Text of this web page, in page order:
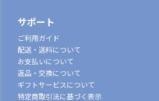
サポート
ご利用ガイド
配送・送料について
お支払いについて
返品・交換について
ギフトサービスについて
特定商取引法に基づく表示